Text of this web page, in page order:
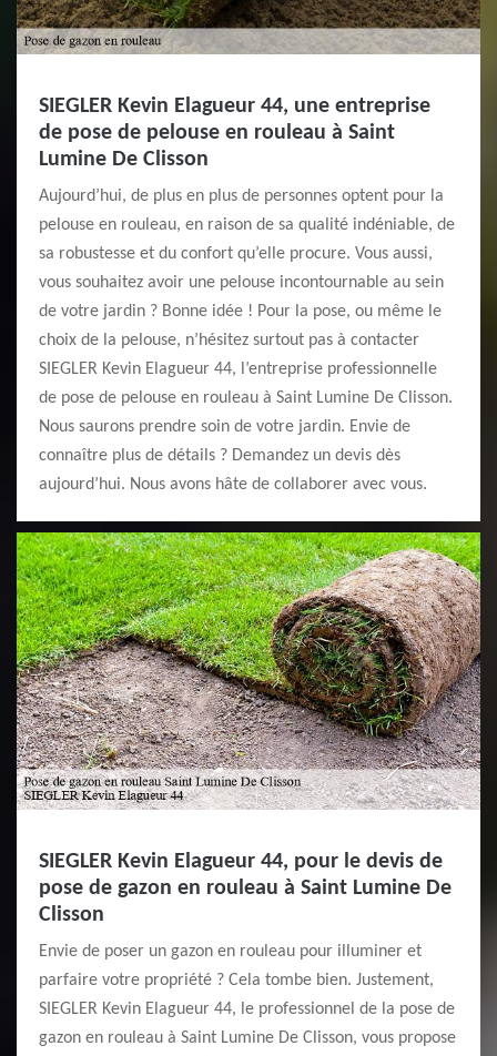
SIEGLER Kevin Elagueur 44, une entreprise
de pose de pelouse en rouleau à Saint
Lumine De Clisson
Aujourd’hui, de plus en plus de personnes optent pour la
pelouse en rouleau, en raison de sa qualité indéniable, de
sa robustesse et du confort qu’elle procure. Vous aussi,
vous souhaitez avoir une pelouse incontournable au sein
de votre jardin ? Bonne idée ! Pour la pose, ou même le
choix de la pelouse, n’hésitez surtout pas à contacter
SIEGLER Kevin Elagueur 44, l’entreprise professionnelle
de pose de pelouse en rouleau à Saint Lumine De Clisson.
Nous saurons prendre soin de votre jardin. Envie de
connaître plus de détails ? Demandez un devis dès
aujourd’hui. Nous avons hâte de collaborer avec vous.
SIEGLER Kevin Elagueur 44, pour le devis de
pose de gazon en rouleau à Saint Lumine De
Clisson
Envie de poser un gazon en rouleau pour illuminer et
parfaire votre propriété ? Cela tombe bien. Justement,
SIEGLER Kevin Elagueur 44, le professionnel de la pose de
gazon en rouleau à Saint Lumine De Clisson, vous propose